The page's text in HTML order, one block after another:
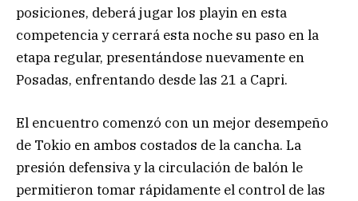
posiciones, deberá jugar los playin en esta
competencia y cerrará esta noche su paso en la
etapa regular, presentándose nuevamente en
Posadas, enfrentando desde las 21 a Capri.
El encuentro comenzó con un mejor desempeño
de Tokio en ambos costados de la cancha. La
presión defensiva y la circulación de balón le
permitieron tomar rápidamente el control de las